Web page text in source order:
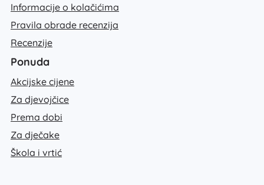
Informacije o kolačićima
Pravila obrade recenzija
Recenzije
Ponuda
Akcijske cijene
Za djevojčice
Prema dobi
Za dječake
Škola i vrtić